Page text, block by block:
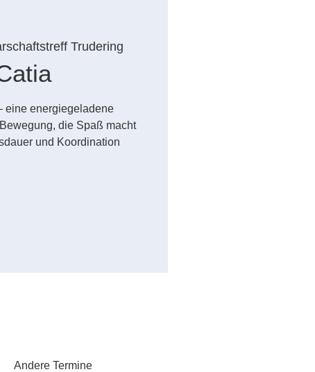
Trudering
eine energiegeladene
die Spaß macht
und Koordination
Andere Termine